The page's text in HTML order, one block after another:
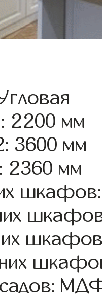
2200 мм
3600 мм
2360 мм